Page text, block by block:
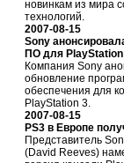
новинкам из мира
технологий.
2007-08-15
Sony
ПО для
Компания Sony
обновление
обеспечения для
PlayStation 3.
2007-08-15
PS3 в Европе
Представитель
(David Reeves)